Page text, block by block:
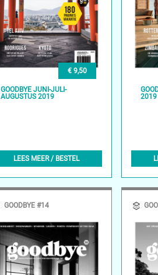
€ 9,50
GOODBYE JUNI-JULI-
AUGUSTUS 2019
LEES MEER / BESTEL
2019
GOODBYE #14